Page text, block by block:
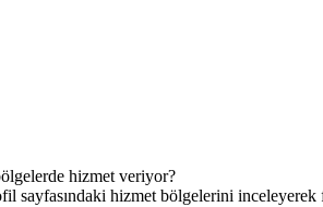
hizmet veriyor?
hizmet bölgelerini inceleyerek